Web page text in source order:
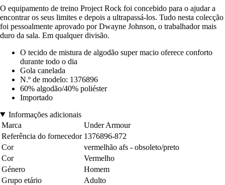
O equipamento de treino Project Rock foi concebido para o ajudar a
encontrar os seus limites e depois a ultrapassá-los. Tudo nesta colecção
foi pessoalmente aprovado por Dwayne Johnson, o trabalhador mais
duro da sala. Em qualquer divisão.
O tecido de mistura de algodão super macio oferece conforto
durante todo o dia
Gola canelada
N.º de modelo: 1376896
60% algodão/40% poliéster
Importado
Informações adicionais
Marca
Under Armour
Referência do fornecedor 1376896-872
Cor
vermelhão afs - obsoleto/preto
Cor
Vermelho
Género
Homem
Grupo etário
Adulto